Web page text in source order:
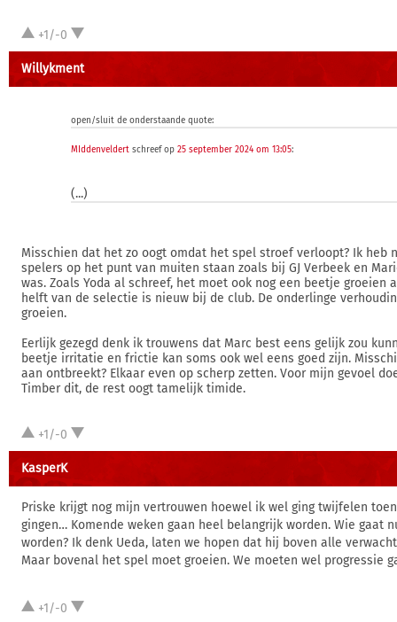
+1/-0
Willykment
open/sluit de onderstaande quote:
MIddenveldert schreef op 25 september 2024 om 13:05:
(...)
Misschien dat het zo oogt omdat het spel stroef verloopt? Ik heb
spelers op het punt van muiten staan zoals bij GJ Verbeek en
was. Zoals Yoda al schreef, het moet ook nog een beetje groeien
helft van de selectie is nieuw bij de club. De onderlinge
groeien.
Eerlijk gezegd denk ik trouwens dat Marc best eens gelijk zou
beetje irritatie en frictie kan soms ook wel eens goed zijn.
aan ontbreekt? Elkaar even op scherp zetten. Voor mijn gevoel
Timber dit, de rest oogt tamelijk timide.
+1/-0
KasperK
Priske krijgt nog mijn vertrouwen hoewel ik wel ging twijfelen
gingen… Komende weken gaan heel belangrijk worden. Wie gaat
worden? Ik denk Ueda, laten we hopen dat hij boven alle
Maar bovenal het spel moet groeien. We moeten wel progressie
+1/-0